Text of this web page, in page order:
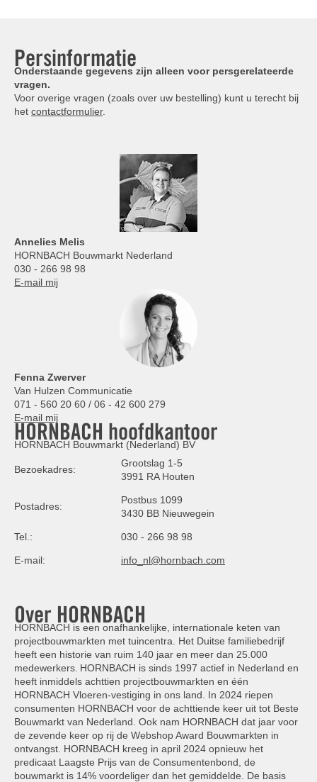
Persinformatie
Onderstaande gegevens zijn alleen voor persgerelateerde
vragen.
Voor overige vragen (zoals over uw bestelling) kunt u terecht bij
het contactformulier.
Annelies Melis
HORNBACH Bouwmarkt Nederland
030 - 266 98 98
E-mail mij
Fenna Zwerver
Van Hulzen Communicatie
071 - 560 20 60 / 06 - 42 600 279
E-mail mij
HORNBACH hoofdkantoor
HORNBACH Bouwmarkt (Nederland) BV
Bezoekadres:
Grootslag 1-5
3991 RA Houten
Postadres:
Postbus 1099
3430 BB Nieuwegein
Tel.: 030 - 266 98 98
E-mail: info_nl@hornbach.com
Over HORNBACH
HORNBACH is een onafhankelijke, internationale keten van
projectbouwmarkten met tuincentra. Het Duitse familiebedrijf
heeft een historie van ruim 140 jaar en meer dan 25.000
medewerkers. HORNBACH is sinds 1997 actief in Nederland en
heeft inmiddels achttien projectbouwmarkten en één
HORNBACH Vloeren-vestiging in ons land. In 2024 riepen
consumenten HORNBACH voor de achttiende keer uit tot Beste
Bouwmarkt van Nederland. Ook nam HORNBACH dat jaar voor
de zevende keer op rij de Webshop Award Bouwmarkten in
ontvangst. HORNBACH kreeg in april 2024 opnieuw het
predicaat Laagste Prijs van de Consumentenbond, de
bouwmarkt is 14% voordeliger dan het gemiddelde. De basis